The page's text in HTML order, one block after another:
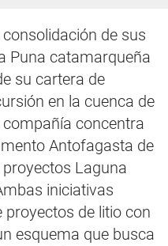
de sus
Puna catamarqueña
su cartera de
en la cuenca de
concentra
Antofagasta de
proyectos Laguna
iniciativas
de litio con
esquema que busca